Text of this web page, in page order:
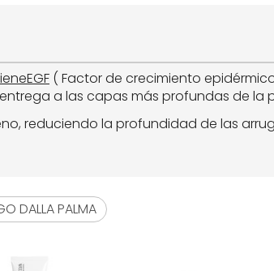
EGF ( Factor de crecimiento
a las capas más profundas de la
reduciendo la profundidad de las
DALLA PALMA